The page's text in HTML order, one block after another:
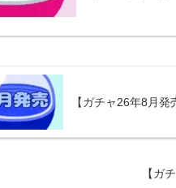
【ガチャ26年8月
【ガ